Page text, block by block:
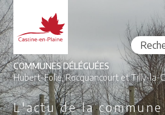
COMMUNES DÉLÉGUÉES
Hubert-Folie,Rocquancourt etTilly-la-
L'actu de la commune